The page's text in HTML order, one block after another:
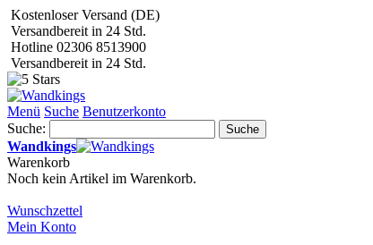
Kostenloser Versand (DE)
Versandbereit in 24 Std.
Hotline 02306 8513900
Versandbereit in 24 Std.
Menü Suche Benutzerkonto
Suche:
Suche
Wandkings
Warenkorb
Noch kein Artikel im Warenkorb.
Wunschzettel
Mein Konto